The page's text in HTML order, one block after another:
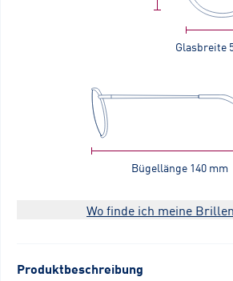
Glasbreite
Bügellänge 140 mm
Wo finde ich meine
Produktbeschreibung